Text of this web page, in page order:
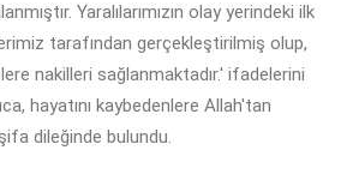
Yaralılarımızın olay yerindeki ilk
tarafından gerçekleştirilmiş olup,
nakilleri sağlanmaktadır.' ifadelerini
hayatını kaybedenlere Allah'tan
dileğinde bulundu.